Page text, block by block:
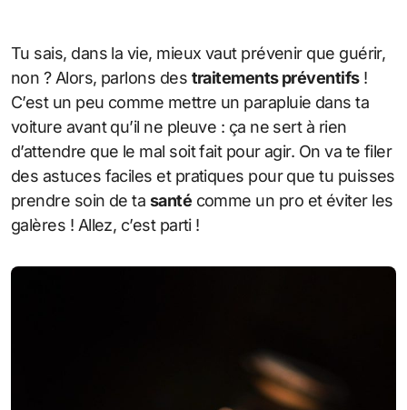
Tu sais, dans la vie, mieux vaut prévenir que guérir,
non ? Alors, parlons des traitements préventifs!
C’est un peu comme mettre un parapluie dans ta
voiture avant qu’il ne pleuve : ça ne sert à rien
d’attendre que le mal soit fait pour agir. On va te filer
des astuces faciles et pratiques pour que tu puisses
prendre soin de ta santé comme un pro et éviter les
galères ! Allez, c’est parti !